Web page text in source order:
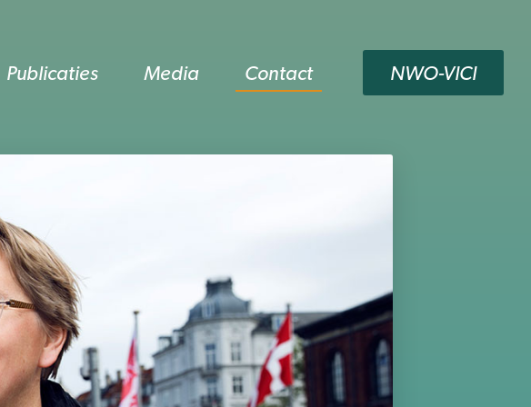
Publicaties Media Contact NWO-VICI